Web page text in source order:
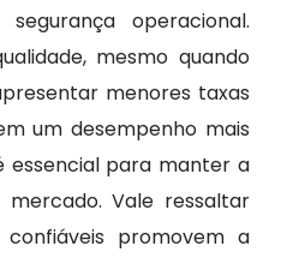
operacional.
mesmo quando
menores taxas
um desempenho mais
essencial para manter a
Vale ressaltar
promovem a